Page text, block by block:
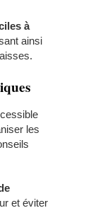
à
ainsi
les
et éviter